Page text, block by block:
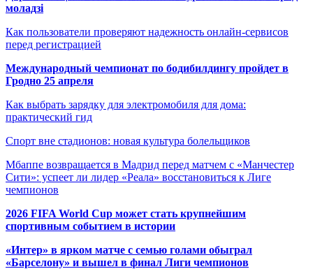
моладзі
Как пользователи проверяют надежность онлайн-сервисов
перед регистрацией
Международный чемпионат по бодибилдингу пройдет в
Гродно 25 апреля
Как выбрать зарядку для электромобиля для дома:
практический гид
Спорт вне стадионов: новая культура болельщиков
Мбаппе возвращается в Мадрид перед матчем с «Манчестер
Сити»: успеет ли лидер «Реала» восстановиться к Лиге
чемпионов
2026 FIFA World Cup может стать крупнейшим
спортивным событием в истории
«Интер» в ярком матче с семью голами обыграл
«Барселону» и вышел в финал Лиги чемпионов